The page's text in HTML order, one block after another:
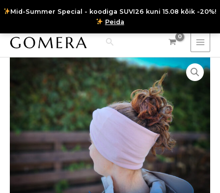
Mid-Summer Special - koodiga SUVI26 kuni 15.08 kõik -20%!
Peida
to
Search
Instagram
Facebook